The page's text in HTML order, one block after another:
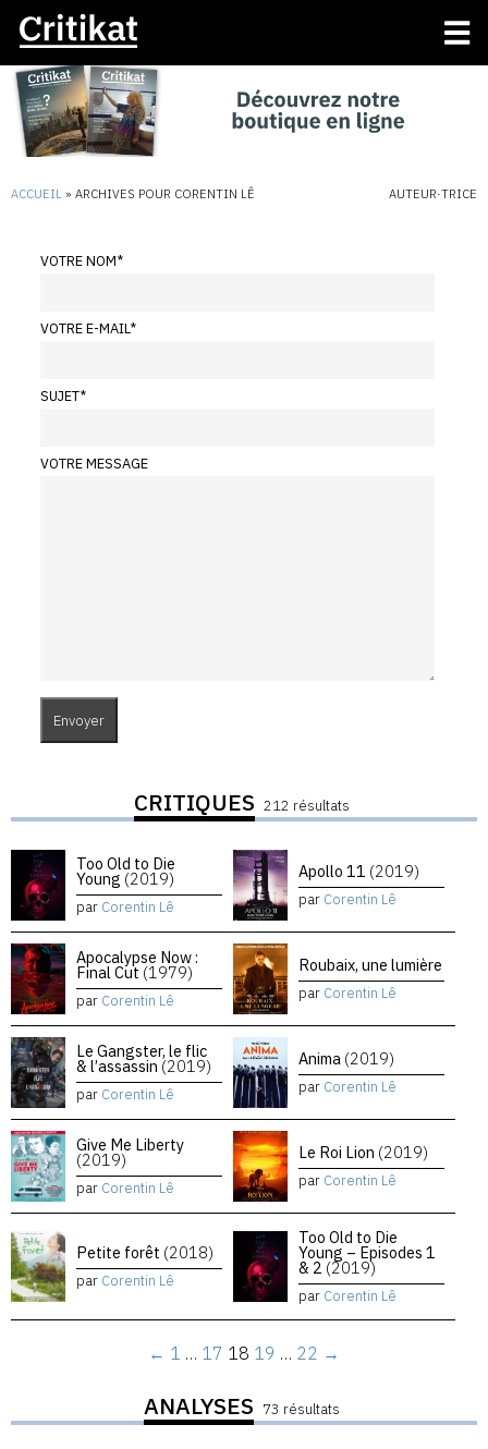
ACCUEIL » ARCHIVES POUR CORENTIN LÊ AUTEUR·TRICE
VOTRE NOM*
VOTRE E-MAIL*
SUJET*
VOTRE MESSAGE
CRITIQUES 212 résultats
Too Old to Die
Young (2019)
par Corentin Lê
Apollo 11 (2019)
par Corentin Lê
Apocalypse Now :
Final Cut (1979)
par Corentin Lê
Roubaix, une lumière
par Corentin Lê
Le Gangster, le flic
& l’assassin (2019)
par Corentin Lê
Anima (2019)
par Corentin Lê
Give Me Liberty
(2019)
par Corentin Lê
Le Roi Lion (2019)
par Corentin Lê
Petite forêt (2018)
par Corentin Lê
Too Old to Die
Young – Episodes 1
& 2 (2019)
par Corentin Lê
← 1 … 17 18 19 … 22 →
ANALYSES 73 résultats